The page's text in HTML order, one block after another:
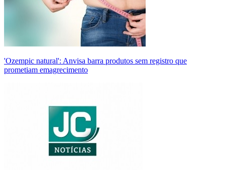
'Ozempic natural': Anvisa barra produtos sem registro que
prometiam emagrecimento